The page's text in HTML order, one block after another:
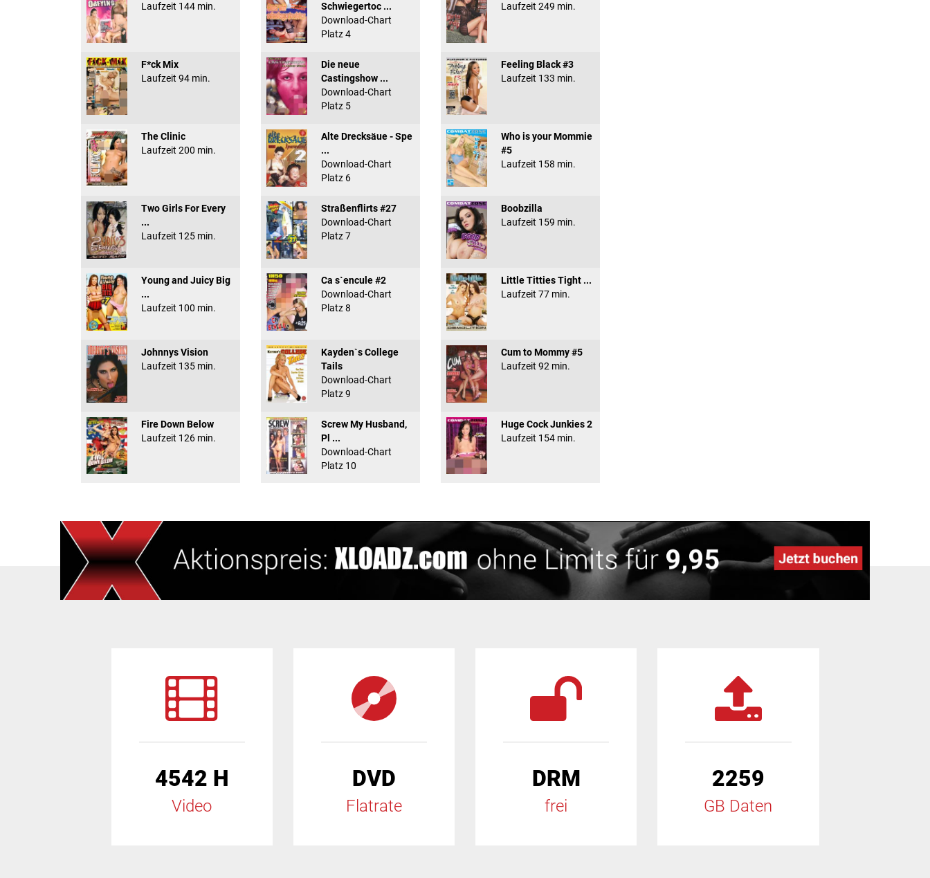
Laufzeit 144 min.
F*ck Mix
Laufzeit 94 min.
The Clinic
Laufzeit 200 min.
Two Girls For Every
...
Laufzeit 125 min.
Young and Juicy Big
...
Laufzeit 100 min.
Johnnys Vision
Laufzeit 135 min.
Fire Down Below
Laufzeit 126 min.
Schwiegertoc ...
Download-Chart
Platz 4
Die neue
Castingshow ...
Download-Chart
Platz 5
Alte Drecksäue - Spe
...
Download-Chart
Platz 6
Straßenflirts #27
Download-Chart
Platz 7
Ca s`encule #2
Download-Chart
Platz 8
Kayden`s College
Tails
Download-Chart
Platz 9
Screw My Husband,
Pl ...
Download-Chart
Platz 10
Laufzeit 249 min.
Feeling Black #3
Laufzeit 133 min.
Who is your Mommie
#5
Laufzeit 158 min.
Boobzilla
Laufzeit 159 min.
Little Titties Tight ...
Laufzeit 77 min.
Cum to Mommy #5
Laufzeit 92 min.
Huge Cock Junkies 2
Laufzeit 154 min.
4542 H
Video
DVD
Flatrate
DRM
frei
2259
GB Daten